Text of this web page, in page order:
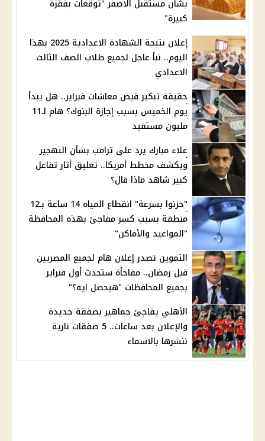
بشأن مستقبل الاصفر "توقعات بقفزة
كبيرة"
إعلان نتيجة الشهادة الاعدادية 2025 بهذا
اليوم.. نبأ عاجل لجميع طلاب الصف الثالث
الاعدادي
حقيقة تبكير قبض معاشات فبراير.. هل يبدأ
يوم الخميس بسبب إجازة البنوك؟ هام لـ11
مليون مستفيد
علاء مبارك يرد على ترامب بشأن التهجير
ويكشف مخطط أمريكا.. تعليق أثار تفاعل
كبير شاهد ماذا قال؟
"خزنوا بسرعة" انقطاع المياه 14 ساعة بـ12
منطقة بسبب كسر مفاجئ بهذه المحافظة
"المواعيد والأماكن"
التموين تصدر إعلان هام لجميع المصريين
قبل رمضان.. مفاجأة ستحدث أول فبراير
بجميع المحافظات "هيحصل ايه؟"
الأهلي يفاجئ جماهير بصفقة جديدة
والإعلان بعد ساعات.. 5 صفقات نارية
ننشرها بالاسماء